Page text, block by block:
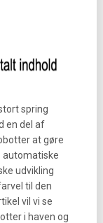
spring
en del af
at gøre
automatiske
udvikling
til den
vil vi se
i haven og